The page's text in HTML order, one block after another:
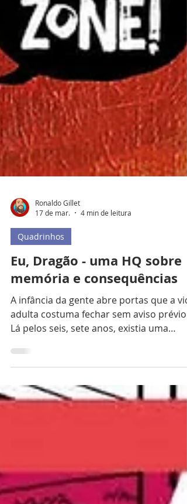
Ronaldo Gillet
17 de mar.
4 min de leitura
Quadrinhos
Eu, Dragão - uma HQ sobre
memória e consequências
A infância da gente abre portas que a
adulta costuma fechar sem aviso prévio.
Lá pelos seis, sete anos, existia uma
que eu olhava pro vilão em forma de
dragão nas manhãs de descanso, em
frente à TV, e não via nenhum tipo de